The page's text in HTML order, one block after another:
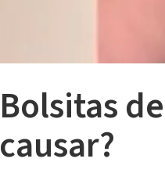
Bolsitas
causar?